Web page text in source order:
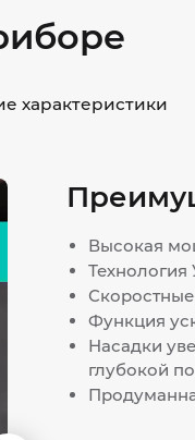
характеристики
Высокая
Технология
Функция
Насадки
глубокой